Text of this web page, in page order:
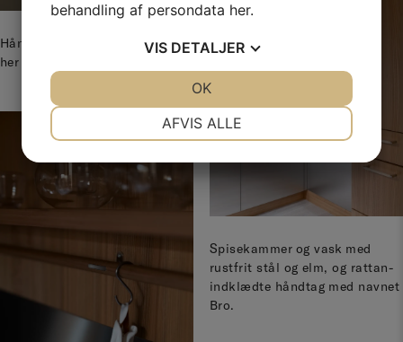
Håndtaget Bro er i rustfrit stål,
her betrukket med rattan.
Spisekammer og vask med
rustfrit stål og elm, og rattan-
indklædte håndtag med navnet
Bro.
behandling af persondata her.
VIS DETALJER
AFVIS ALLE
OK